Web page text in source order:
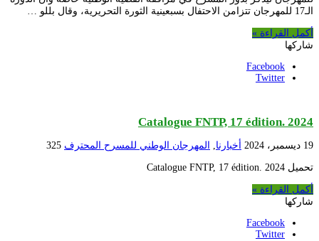
الـ17 للمهرجان تتزامن الاحتفال بسبعينية الثورة التحريرية، وقال بللو …
أكمل القراءة »
شاركها
Facebook
Twitter
Catalogue FNTP, 17 édition. 2024
19 ديسمبر، 2024 أخبارنا, المهرجان الوطني للمسرح المحترف 325
تحميل Catalogue FNTP, 17 édition. 2024
أكمل القراءة »
شاركها
Facebook
Twitter